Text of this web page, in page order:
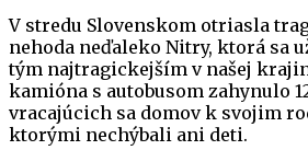
V stredu Slovenskom otriasla
nehoda neďaleko Nitry, ktorá sa
tým najtragickejším v našej
kamióna s autobusom zahynulo
vracajúcich sa domov k svojim
ktorými nechýbali ani deti.